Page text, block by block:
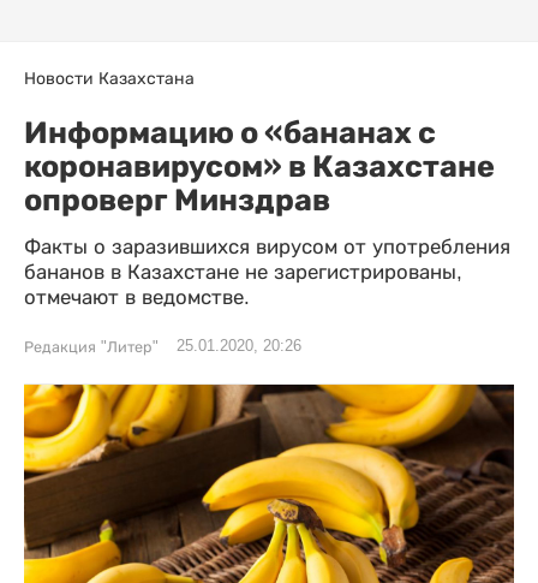
Новости Казахстана
Информацию о «бананах с
коронавирусом» в Казахстане
опроверг Минздрав
Факты о заразившихся вирусом от употребления
бананов в Казахстане не зарегистрированы,
отмечают в ведомстве.
Редакция "Литер" 25.01.2020, 20:26